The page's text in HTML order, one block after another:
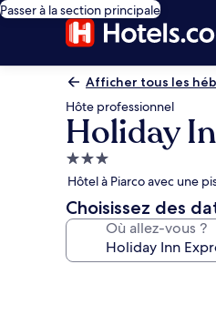
Passer à la section principale
Afficher tous les
Hôte professionnel
Holiday
Hébergement
3.0 étoiles
Hôtel à Piarco avec une
Choisissez des
Où allez-vous ?